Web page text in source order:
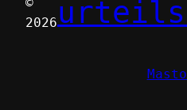
2026